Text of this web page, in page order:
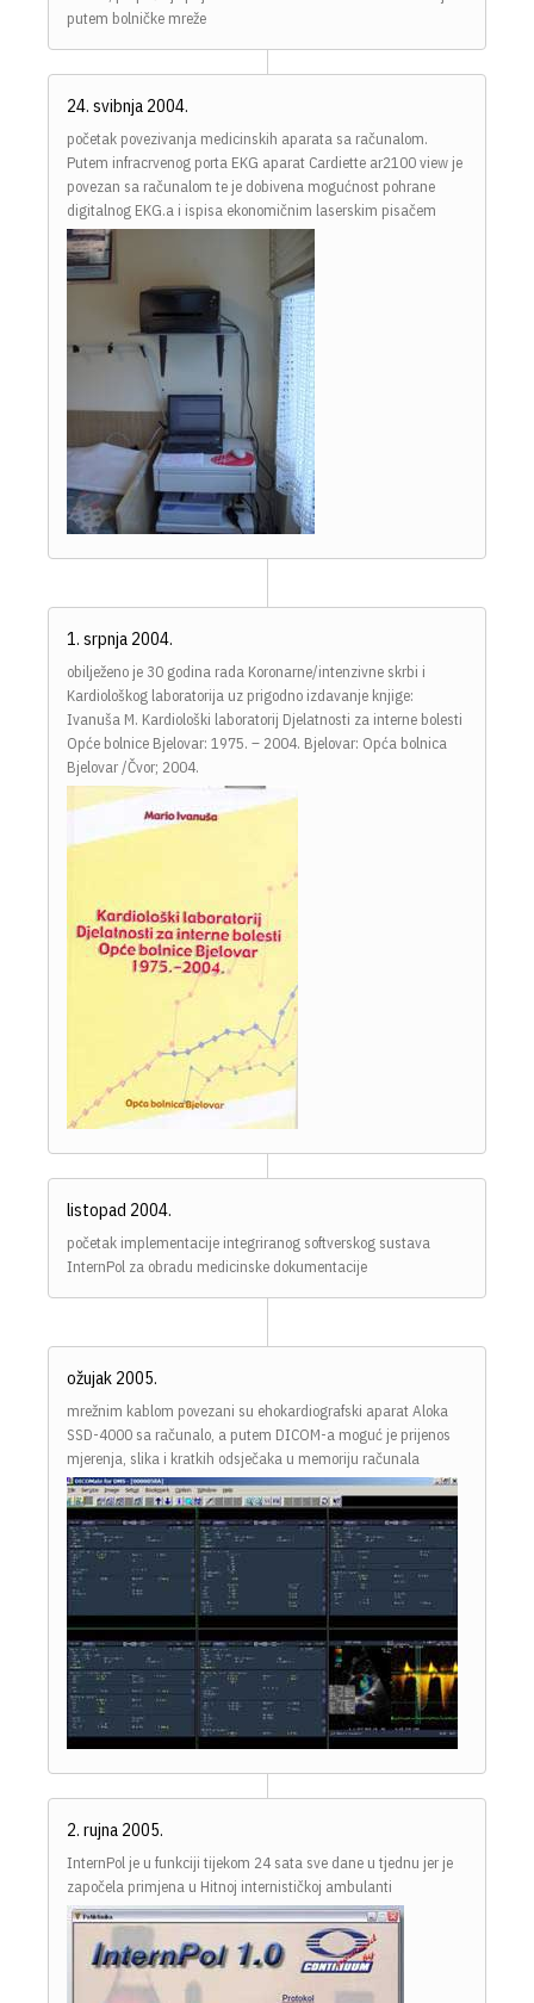
putem bolničke mreže
24. svibnja 2004.
početak povezivanja medicinskih aparata sa računalom.
Putem infracrvenog porta EKG aparat Cardiette ar2100 view je
povezan sa računalom te je dobivena mogućnost pohrane
digitalnog EKG.a i ispisa ekonomičnim laserskim pisačem
1. srpnja 2004.
obilježeno je 30 godina rada Koronarne/intenzivne skrbi i
Kardiološkog laboratorija uz prigodno izdavanje knjige:
Ivanuša M. Kardiološki laboratorij Djelatnosti za interne bolesti
Opće bolnice Bjelovar: 1975. – 2004. Bjelovar: Opća bolnica
Bjelovar /Čvor; 2004.
listopad 2004.
početak implementacije integriranog softverskog sustava
InternPol za obradu medicinske dokumentacije
ožujak 2005.
mrežnim kablom povezani su ehokardiografski aparat Aloka
SSD-4000 sa računalo, a putem DICOM-a moguć je prijenos
mjerenja, slika i kratkih odsječaka u memoriju računala
2. rujna 2005.
InternPol je u funkciji tijekom 24 sata sve dane u tjednu jer je
započela primjena u Hitnoj internističkoj ambulanti